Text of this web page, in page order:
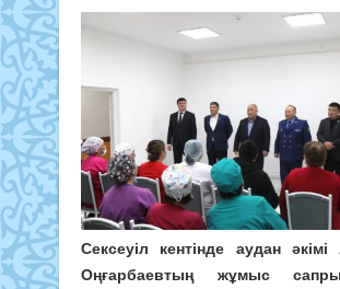
Сексеуіл кентінде аудан
Оңғарбаевтың жұмыс